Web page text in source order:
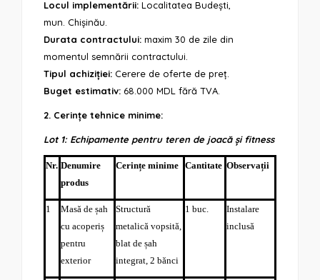
Locul implementării:Localitatea Budești,
mun. Chișinău.
Durata contractului:maxim 30 de zile din
momentul semnării contractului.
Tipul achiziției:Cerere de oferte de preț.
Buget estimativ:68.000 MDL fără TVA.
2. Cerințe tehnice minime:
Lot 1: Echipamente pentru teren de joacă și fitness
Nr. Denumire
produs
Cerințe minime Cantitate Observații
1
Masă de șah
cu acoperiș
pentru
exterior
Structură
metalică vopsită,
blat de șah
integrat, 2 bănci
1 buc.
Instalare
inclusă